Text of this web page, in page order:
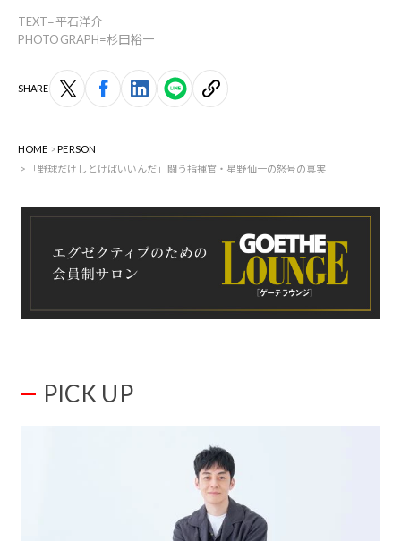
TEXT=平石洋介
PHOTOGRAPH=杉田裕一
SHARE
HOME
PERSON
「野球だけしとけばいいんだ」闘う指揮官・星野仙一の怒号の真実
PICK UP